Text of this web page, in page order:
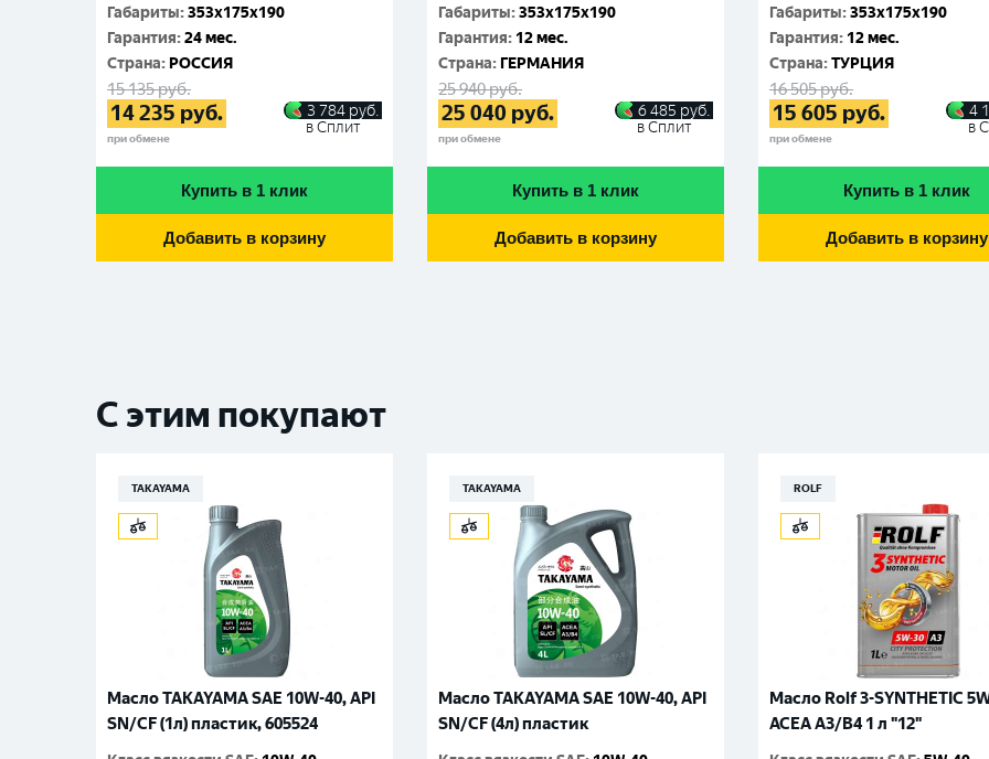
Габариты:353x175x190
Гарантия:24 мес.
Cтрана: РОССИЯ
15 135руб.
14 235 руб.
при обмене
3 784 руб.
в Сплит
Купить в 1 клик
Добавить в корзину
Габариты:353x175x190
Гарантия: 12 мес.
Cтрана: ГЕРМАНИЯ
25 940руб.
25 040 руб.
при обмене
6 485 руб.
в Сплит
Купить в 1 клик
Добавить в корзину
Габариты:353x175x190
Гарантия: 12 мес.
Cтрана:ТУРЦИЯ
16 505руб.
15 605 руб.
при обмене
4
в
Купить в 1 клик
Добавить в корзину
С этим покупают
TAKAYAMA
Масло TAKAYAMA SAE 10W-40, API
SN/CF (1л) пластик, 605524
TAKAYAMA
Масло TAKAYAMA SAE 10W-40, API
SN/CF (4л) пластик
ROLF
Масло Rolf 3-SYNTHETIC
ACEA A3/B4 1 л "12"